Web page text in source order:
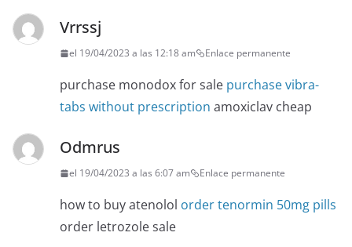
Vrrssj
el 19/04/2023 a las 12:18 am Enlace permanente
purchase monodox for sale purchase vibra-
tabs without prescription amoxiclav cheap
Odmrus
el 19/04/2023 a las 6:07 am Enlace permanente
how to buy atenolol order tenormin 50mg pills
order letrozole sale